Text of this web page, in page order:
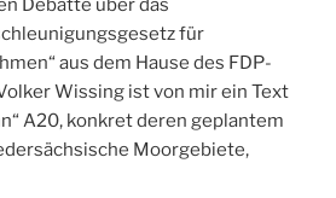
Debatte über das
für
aus dem Hause des FDP-
Wissing ist von mir ein Text
A20, konkret deren geplantem
Moorgebiete,